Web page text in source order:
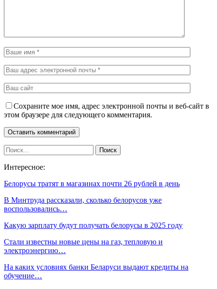
Сохраните мое имя, адрес электронной почты и веб-сайт в
этом браузере для следующего комментария.
Интересное:
Белорусы тратят в магазинах почти 26 рублей в день
В Минтруда рассказали, сколько белорусов уже
воспользовались…
Какую зарплату будут получать белорусы в 2025 году
Стали известны новые цены на газ, тепловую и
электроэнергию…
На каких условиях банки Беларуси выдают кредиты на
обучение…